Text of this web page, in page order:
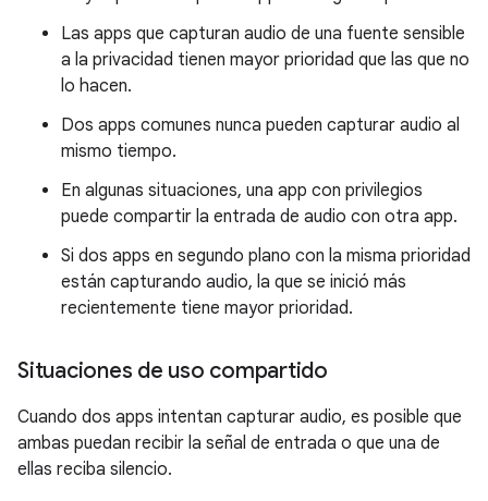
Las apps que capturan audio de una fuente sensible
a la privacidad tienen mayor prioridad que las que no
lo hacen.
Dos apps comunes nunca pueden capturar audio al
mismo tiempo.
En algunas situaciones, una app con privilegios
puede compartir la entrada de audio con otra app.
Si dos apps en segundo plano con la misma prioridad
están capturando audio, la que se inició más
recientemente tiene mayor prioridad.
Situaciones de uso compartido
Cuando dos apps intentan capturar audio, es posible que
ambas puedan recibir la señal de entrada o que una de
ellas reciba silencio.